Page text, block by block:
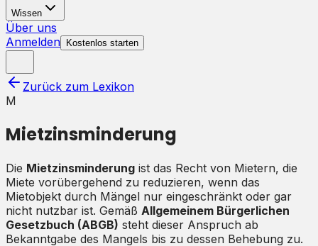
Wissen
Über uns
Anmelden
Kostenlos starten
Zurück zum Lexikon
M
Mietzinsminderung
Die Mietzinsminderung ist das Recht von Mietern, die
Miete vorübergehend zu reduzieren, wenn das
Mietobjekt durch Mängel nur eingeschränkt oder gar
nicht nutzbar ist. Gemäß Allgemeinem Bürgerlichen
Gesetzbuch (ABGB) steht dieser Anspruch ab
Bekanntgabe des Mangels bis zu dessen Behebung zu.